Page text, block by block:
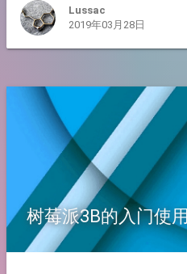
Lussac
2019年03月28日
树莓派3B的入门使用